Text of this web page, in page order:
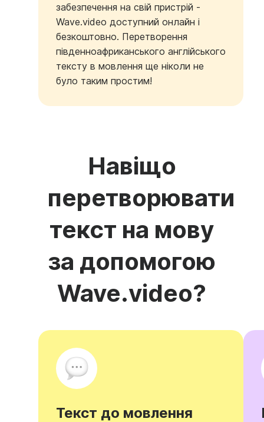
забезпечення на свій пристрій -
Wave.video доступний онлайн і
безкоштовно. Перетворення
південноафриканського англійського
тексту в мовлення ще ніколи не
було таким простим!
Навіщо
перетворювати
текст на мову
за допомогою
Wave.video?
Текст до мовлення